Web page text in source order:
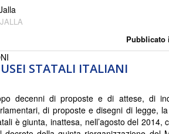
Pubblicato
STATALI ITALIANI
decenni di proposte e di attese, di
di proposte e disegni di legge, la
è giunta, inattesa, nell’agosto del 2014,